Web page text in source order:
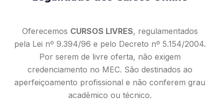
Oferecemos CURSOS LIVRES, regulamentados
pela Lei nº 9.394/96 e pelo Decreto nº 5.154/2004.
Por serem de livre oferta, não exigem
credenciamento no MEC. São destinados ao
aperfeiçoamento profissional e não conferem grau
acadêmico ou técnico.